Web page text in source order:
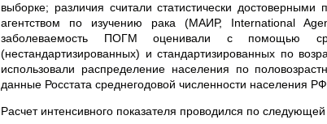
выборке; различия считали статистически
агентством по изучению рака (МАИР, International
заболеваемость ПОГМ оценивали с помощью
(нестандартизированных) и стандартизированных по
использовали распределение населения по
данные Росстата среднегодовой численности населения
Расчет интенсивного показателя проводился по